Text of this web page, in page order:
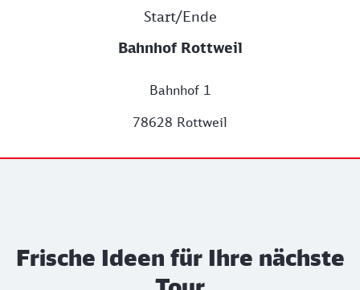
Start/Ende
Bahnhof Rottweil
Bahnhof 1
78628 Rottweil
Frische Ideen für Ihre nächste